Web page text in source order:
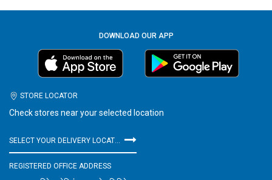
DOWNLOAD OUR APP
STORE LOCATOR
Check stores near your selected location
SELECT YOUR DELIVERY LOCATION
REGISTERED OFFICE ADDRESS